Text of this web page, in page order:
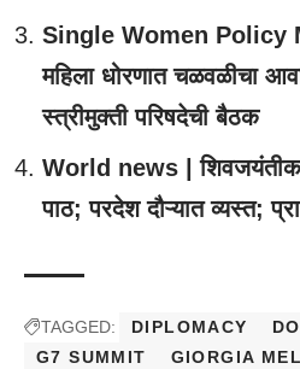
Single Women Policy
महिला धोरणात चळवळीचा
स्त्रीमुक्ती परिषदेची बैठक
World news |
पाठ; परदेश दौऱ्यात व्यस्त;
TAGGED: DIPLOMACY
G7 SUMMIT
GIORGIA